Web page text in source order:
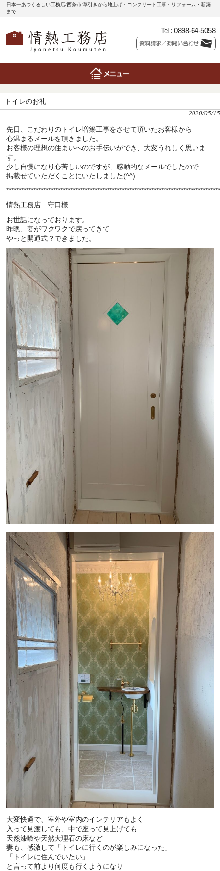
日本一あつくるしい工務店/西条市/草引きから地上げ・コンクリート工事・リフォーム・新築
まで
Tel : 0898-64-5058
トイレのお礼
2020/05/15
先日、こだわりのトイレ増築工事をさせて頂いたお客様から
心温まるメールを頂きました。
お客様の理想の住まいへのお手伝いができ、大変うれしく思いま
す。
少し自慢になり心苦しいのですが、感動的なメールでしたので
掲載せていただくことにいたしました(^^)
情熱工務店 守口様
お世話になっております。
昨晩、妻がワクワクで戻ってきて
やっと開通式？できました。
大変快適で、室外や室内のインテリアもよく
入って見渡しても、中で座って見上げても
天然漆喰や天然大理石の床など
妻も、感激して「トイレに行くのが楽しみになった」
「トイレに住んでいたい」
と言って前より何度も行くようになり